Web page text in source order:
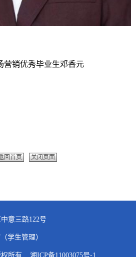
营销优秀毕业生邓香元
回首页 关闭页面
意三路122号
学生管理）
所有 湘ICP备11003075号-1